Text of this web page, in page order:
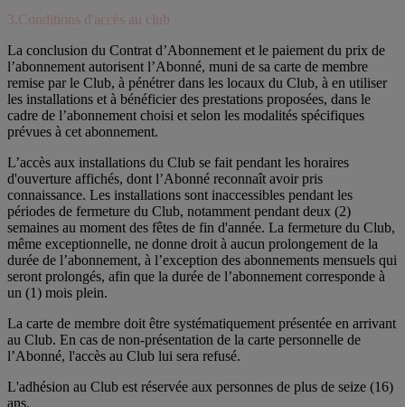
3.Conditions d'accès au club
La conclusion du Contrat d’Abonnement et le paiement du prix de
l’abonnement autorisent l’Abonné, muni de sa carte de membre
remise par le Club, à pénétrer dans les locaux du Club, à en utiliser
les installations et à bénéficier des prestations proposées, dans le
cadre de l’abonnement choisi et selon les modalités spécifiques
prévues à cet abonnement.
L’accès aux installations du Club se fait pendant les horaires
d'ouverture affichés, dont l’Abonné reconnaît avoir pris
connaissance. Les installations sont inaccessibles pendant les
périodes de fermeture du Club, notamment pendant deux (2)
semaines au moment des fêtes de fin d'année. La fermeture du Club,
même exceptionnelle, ne donne droit à aucun prolongement de la
durée de l’abonnement, à l’exception des abonnements mensuels qui
seront prolongés, afin que la durée de l’abonnement corresponde à
un (1) mois plein.
La carte de membre doit être systématiquement présentée en arrivant
au Club. En cas de non-présentation de la carte personnelle de
l’Abonné, l'accès au Club lui sera refusé.
L'adhésion au Club est réservée aux personnes de plus de seize (16)
ans.